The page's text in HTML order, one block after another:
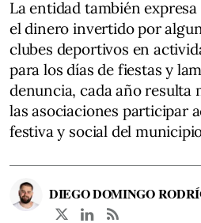
La entidad también
el dinero invertido por
clubes deportivos en
para los días de fiestas y
denuncia, cada año resulta
las asociaciones participar
festiva y social del
DIEGO DOMINGO